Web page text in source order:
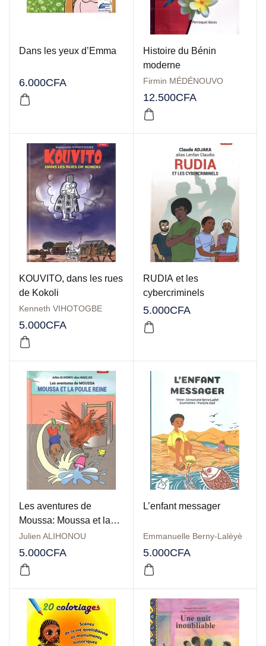
Dans les yeux d’Emma
6.000CFA
Histoire du Bénin
moderne
Firmin MÉDÉNOUVO
12.500CFA
KOUVITO, dans les rues
de Kokoli
Kenneth VIHOTOGBE
5.000CFA
RUDIA et les
cybercriminels
5.000CFA
Les aventures de
Moussa: Moussa et la
poule reine
Julien ALIHONOU
5.000CFA
L’enfant messager
Emmanuelle Berny-Lalèyè
5.000CFA